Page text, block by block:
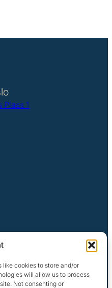
like cookies to store and/or
will allow us to process
Not consenting or
1